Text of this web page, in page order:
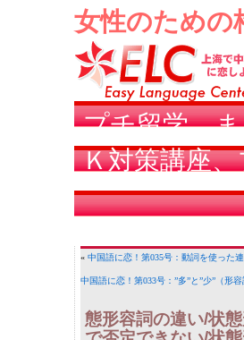
女性のため
プチ留学、
Ｋ対策講座
« 中国語に恋！第035号：動詞を使った
中国語に恋！第033号：”多”と”少”（形
態形容詞の違い/状